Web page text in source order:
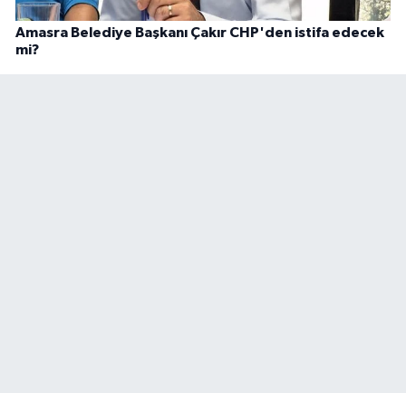
Amasra Belediye Başkanı Çakır CHP'den istifa edecek
mi?